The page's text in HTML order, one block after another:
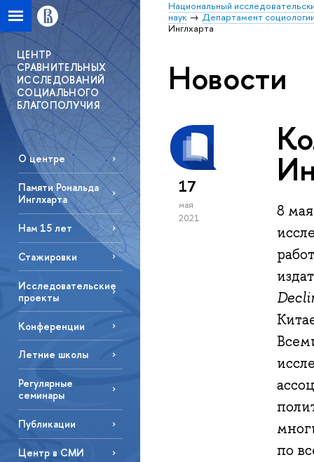
Национальный
наук
Департамент
Инглхарта
ЦЕНТР
СРАВНИТЕЛЬНЫХ
ИССЛЕДОВАНИЙ
СОЦИАЛЬНОГО
БЛАГОПОЛУЧИЯ
О центре
Памяти Рональда
Инглхарта
Нам 15 лет
Стажировки
Исследовательские
проекты
Конференции
Летние школы
Регулярные
семинары
Публикации
Центр в СМИ
Новости
17
мая
2021
8
по